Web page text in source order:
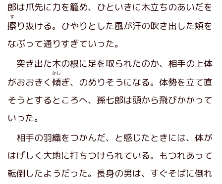
郎は爪先に力を籠め、ひといきに木立ちのあいだを
擦
す
り抜ける。ひやりとした風が汗の吹き出した頬を
なぶって通りすぎていった。
突き出た木の根に足を取られたのか、相手の上体
がおおきく 傾
かし
ぎ、のめりそうになる。体勢を立て直
そうとするところへ、孫七郎は頭から飛びかかって
いった。
相手の羽織をつかんだ、と感じたときには、体が
はげしく大地に打ちつけられている。もつれあって
転倒したようだった。長身の男は、すぐそばに倒れ